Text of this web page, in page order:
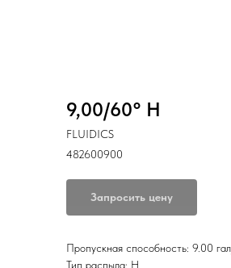
9,00/60° H
FLUIDICS
482600900
Запросить цену
Пропускная способность: 9.00
Тип распыла: H